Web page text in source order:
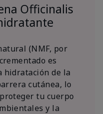
Officinalis
(NMF, por
es
hidratación de la
cutánea, lo
tu cuerpo
y la